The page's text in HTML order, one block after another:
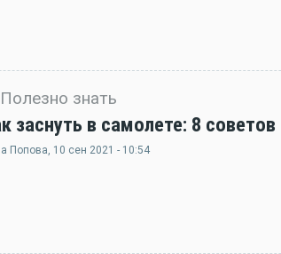
Полезно знать
заснуть в самолете: 8 советов
Попова, 10 сен 2021 - 10:54